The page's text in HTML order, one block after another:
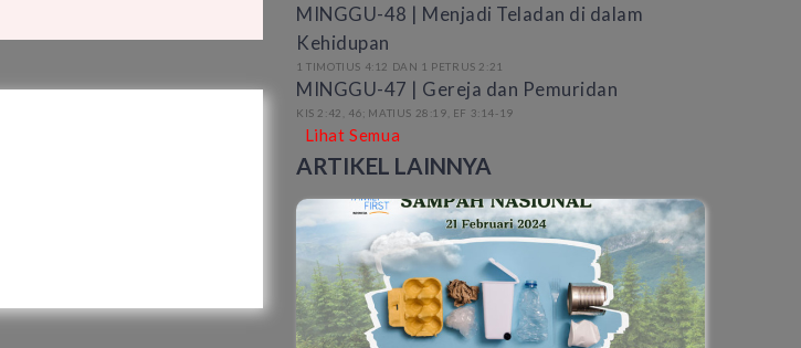
MINGGU-48 | Menjadi Teladan di dalam
Kehidupan
1 TIMOTIUS 4:12 DAN 1 PETRUS 2:21
MINGGU-47 | Gereja dan Pemuridan
KIS 2:42, 46; MATIUS 28:19, EF 3:14-19
Lihat Semua
ARTIKEL LAINNYA